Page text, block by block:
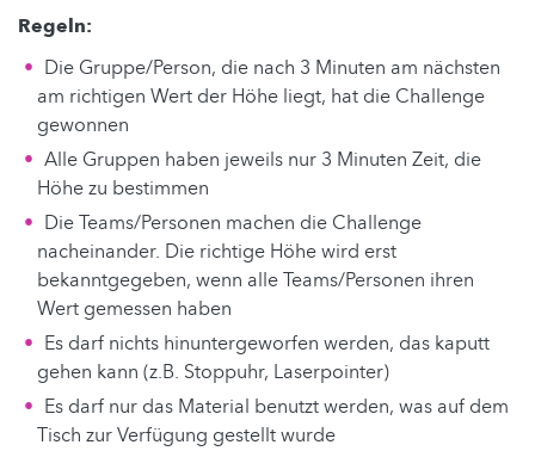
Regeln:
Die Gruppe/Person, die nach 3 Minuten am nächsten
am richtigen Wert der Höhe liegt, hat die Challenge
gewonnen
Alle Gruppen haben jeweils nur 3 Minuten Zeit, die
Höhe zu bestimmen
Die Teams/Personen machen die Challenge
nacheinander. Die richtige Höhe wird erst
bekanntgegeben, wenn alle Teams/Personen ihren
Wert gemessen haben
Es darf nichts hinuntergeworfen werden, das kaputt
gehen kann (z.B. Stoppuhr, Laserpointer)
Es darf nur das Material benutzt werden, was auf dem
Tisch zur Verfügung gestellt wurde